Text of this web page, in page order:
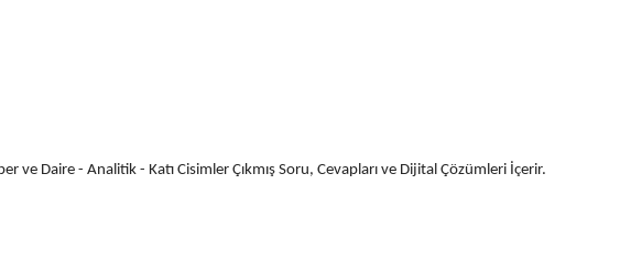
Daire - Analitik - Katı Cisimler Çıkmış Soru, Cevapları ve Dijital Çözümleri İçerir.